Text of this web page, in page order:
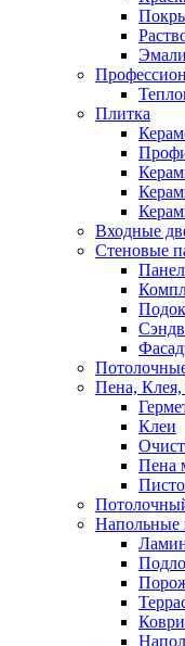
Эмали
Плитка
Входные
Стеновые
Пена, Клея,
Клеи
Пена
Напольные